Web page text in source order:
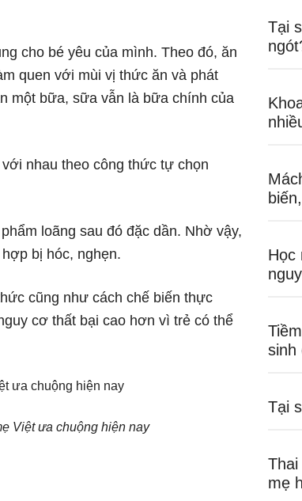
cho bé yêu của mình. Theo đó, ăn
quen với mùi vị thức ăn và phát
một bữa, sữa vẫn là bữa chính của
nhau theo công thức tự chọn
loãng sau đó đặc dần. Nhờ vậy,
bị hóc, nghẹn.
cũng như cách chế biến thực
cơ thất bại cao hơn vì trẻ có thể
Việt ưa chuộng hiện nay
Tại
Học
sinh
Tại
mẹ